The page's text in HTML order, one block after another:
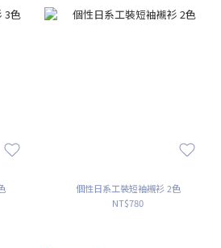
個性日系工裝短袖襯衫 2色
NT$780